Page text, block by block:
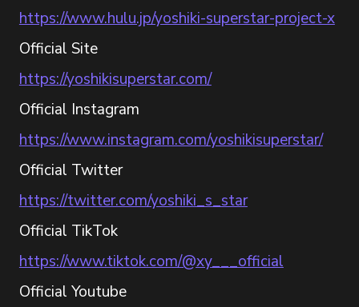
https://www.hulu.jp/yoshiki-superstar-project-x
Official Site
https://yoshikisuperstar.com/
Official Instagram
https://www.instagram.com/yoshikisuperstar/
Official Twitter
https://twitter.com/yoshiki_s_star
Official TikTok
https://www.tiktok.com/@xy___official
Official Youtube